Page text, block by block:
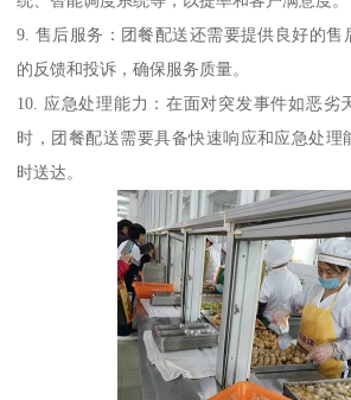
9. 售后服务：团餐配送还需要提供良好的售
的反馈和投诉，确保服务质量。
10. 应急处理能力：在面对突发事件如恶劣
时，团餐配送需要具备快速响应和应急处理
时送达。